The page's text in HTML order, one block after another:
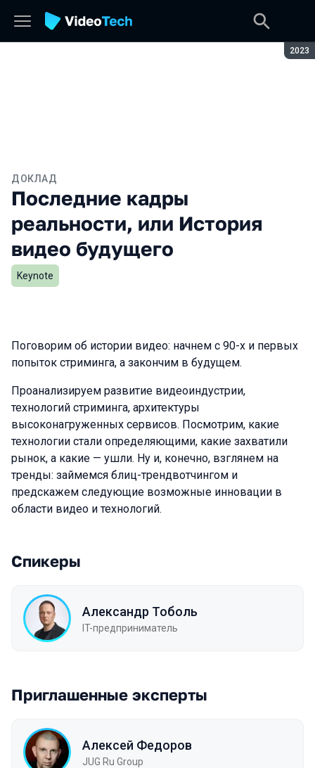
2023
ДОКЛАД
Последние кадры
реальности, или История
видео будущего
Keynote
Поговорим об истории видео: начнем с 90-х и первых
попыток стриминга, а закончим в будущем.
Проанализируем развитие видеоиндустрии,
технологий стриминга, архитектуры
высоконагруженных сервисов. Посмотрим, какие
технологии стали определяющими, какие захватили
рынок, а какие — ушли. Ну и, конечно, взглянем на
тренды: займемся блиц-трендвотчингом и
предскажем следующие возможные инновации в
области видео и технологий.
Спикеры
Александр Тоболь
IT-предприниматель
Приглашенные эксперты
Алексей Федоров
JUG Ru Group